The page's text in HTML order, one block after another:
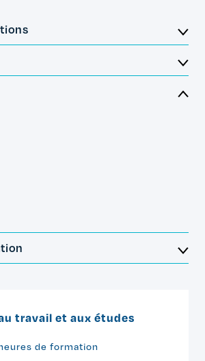
travail et aux études
de formation